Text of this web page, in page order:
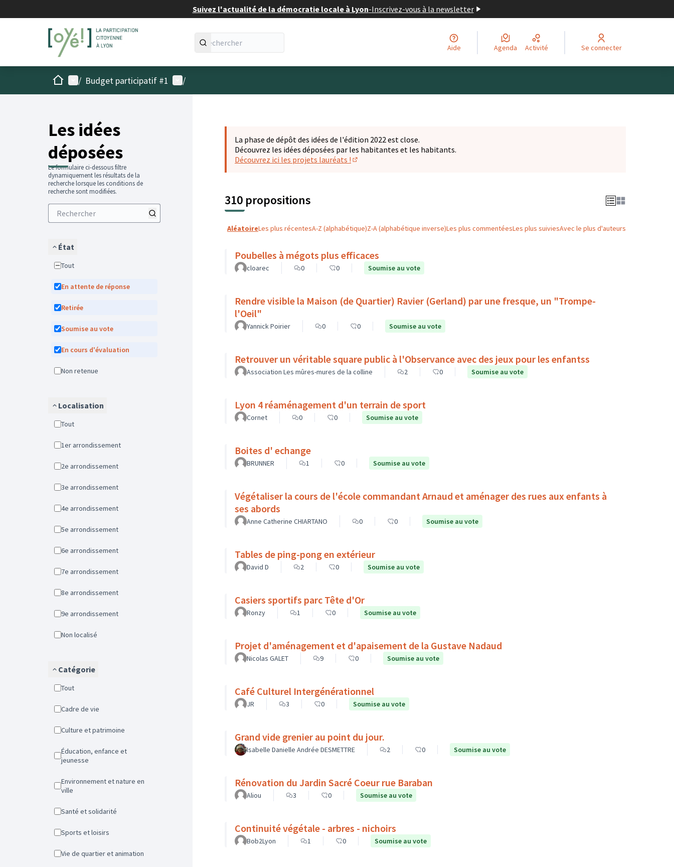
Suivez l'actualité de la démocratie locale à Lyon-Inscrivez-vous à la newsletter
Aide Agenda Activité Se connecter
AccueilMenu principal
/ Budget participatif #1 Menu utilisateur
/
Les idées
déposées
Le formulaire ci-dessous filtre
dynamiquement les résultats de la
recherche lorsque les conditions de
recherche sont modifiées.
État
Tout
En attente de réponse
Retirée
Soumise au vote
En cours d'évaluation
Non retenue
Localisation
Tout
1er arrondissement
2e arrondissement
3e arrondissement
4e arrondissement
5e arrondissement
6e arrondissement
7e arrondissement
8e arrondissement
9e arrondissement
Non localisé
Catégorie
Tout
Cadre de vie
Culture et patrimoine
Éducation, enfance et
jeunesse
Environnement et nature en
ville
Santé et solidarité
Sports et loisirs
Vie de quartier et animation
La phase de dépôt des idées de l'édition 2022 est close.
Découvrez les idées déposées par les habitantes et les habitants.
Découvrez ici les projets lauréats !
310 propositions
AléatoireLes plus récentesA-Z (alphabétique)Z-A (alphabétique inverse)Les plus commentéesLes plus suiviesAvec le plus d'auteurs
Poubelles à mégots plus efficaces
cloarec 0 0 Soumise au vote
Rendre visible la Maison (de Quartier) Ravier (Gerland) par une fresque, un "Trompe-
l'Oeil"
Yannick Poirier 0 0 Soumise au vote
Retrouver un véritable square public à l'Observance avec des jeux pour les enfantss
Association Les mûres-mures de la colline 2 0 Soumise au vote
Lyon 4 réaménagement d'un terrain de sport
Cornet 0 0 Soumise au vote
Boites d' echange
BRUNNER 1 0 Soumise au vote
Végétaliser la cours de l'école commandant Arnaud et aménager des rues aux enfants à
ses abords
Anne Catherine CHIARTANO 0 0 Soumise au vote
Tables de ping-pong en extérieur
David D 2 0 Soumise au vote
Casiers sportifs parc Tête d'Or
Ronzy 1 0 Soumise au vote
Projet d'aménagement et d'apaisement de la Gustave Nadaud
Nicolas GALET 9 0 Soumise au vote
Café Culturel Intergénérationnel
JR 3 0 Soumise au vote
Grand vide grenier au point du jour.
Isabelle Danielle Andrée DESMETTRE 2 0 Soumise au vote
Rénovation du Jardin Sacré Coeur rue Baraban
Aliou 3 0 Soumise au vote
Continuité végétale - arbres - nichoirs
Bob2Lyon 1 0 Soumise au vote